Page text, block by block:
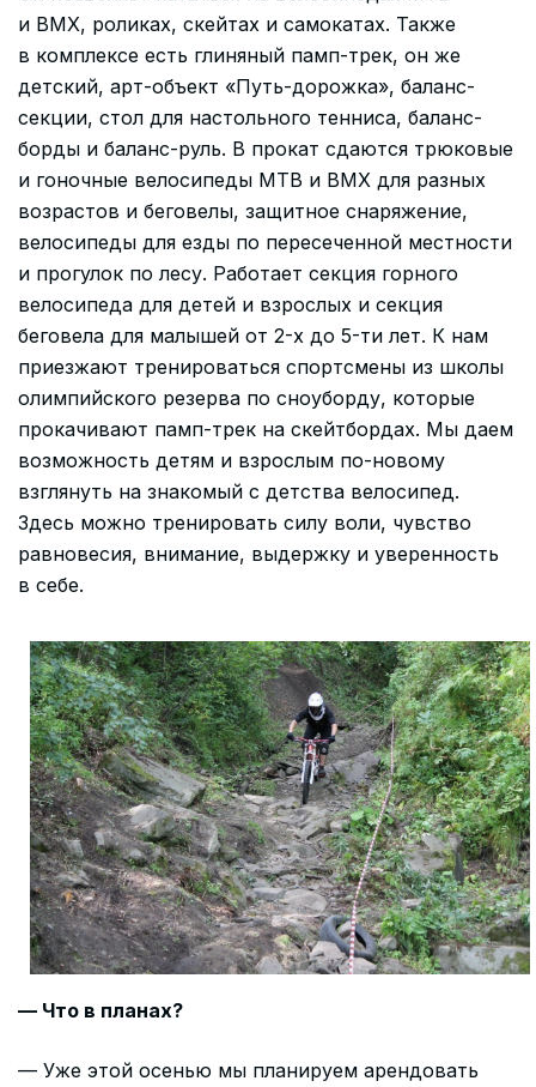
и ВМХ, роликах, скейтах и самокатах. Также
в комплексе есть глиняный памп-трек, он же
детский, арт-объект «Путь-дорожка», баланс-
секции, стол для настольного тенниса, баланс-
борды и баланс-руль. В прокат сдаются трюковые
и гоночные велосипеды МТВ и ВМХ для разных
возрастов и беговелы, защитное снаряжение,
велосипеды для езды по пересеченной местности
и прогулок по лесу. Работает секция горного
велосипеда для детей и взрослых и секция
беговела для малышей от 2-х до 5-ти лет. К нам
приезжают тренироваться спортсмены из школы
олимпийского резерва по сноуборду, которые
прокачивают памп-трек на скейтбордах. Мы даем
возможность детям и взрослым по-новому
взглянуть на знакомый с детства велосипед.
Здесь можно тренировать силу воли, чувство
равновесия, внимание, выдержку и уверенность
в себе.
— Что в планах?
— Уже этой осенью мы планируем арендовать